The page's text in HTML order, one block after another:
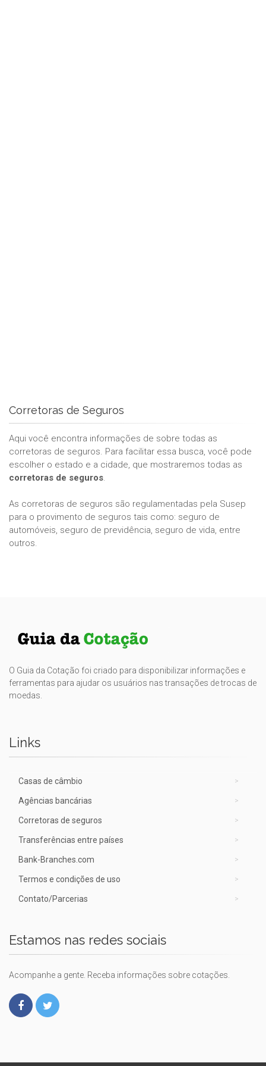
Corretoras de Seguros
Aqui você encontra informações de sobre todas as
corretoras de seguros. Para facilitar essa busca, você pode
escolher o estado e a cidade, que mostraremos todas as
corretoras de seguros.
As corretoras de seguros são regulamentadas pela Susep
para o provimento de seguros tais como: seguro de
automóveis, seguro de previdência, seguro de vida, entre
outros.
O Guia da Cotação foi criado para disponibilizar informações e
ferramentas para ajudar os usuários nas transações de trocas de
moedas.
Links
Casas de câmbio
Agências bancárias
Corretoras de seguros
Transferências entre países
Bank-Branches.com
Termos e condições de uso
Contato/Parcerias
Estamos nas redes sociais
Acompanhe a gente. Receba informações sobre cotações.